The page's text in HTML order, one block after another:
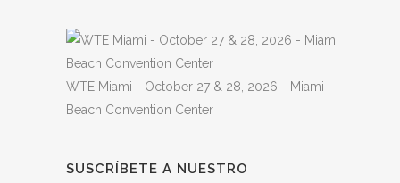
WTE Miami - October 27 & 28, 2026 - Miami
Beach Convention Center
SUSCRÍBETE A NUESTRO